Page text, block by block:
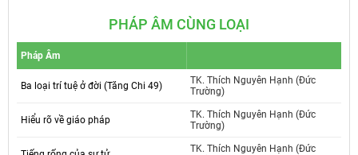
PHÁP ÂM CÙNG LOẠI
Pháp Âm
Ba loại trí tuệ ở đời (Tăng Chi 49)
TK. Thích Nguyên Hạnh (Đức
Trường)
Hiểu rõ về giáo pháp
TK. Thích Nguyên Hạnh (Đức
Trường)
TK. Thích Nguyên Hạnh (Đức